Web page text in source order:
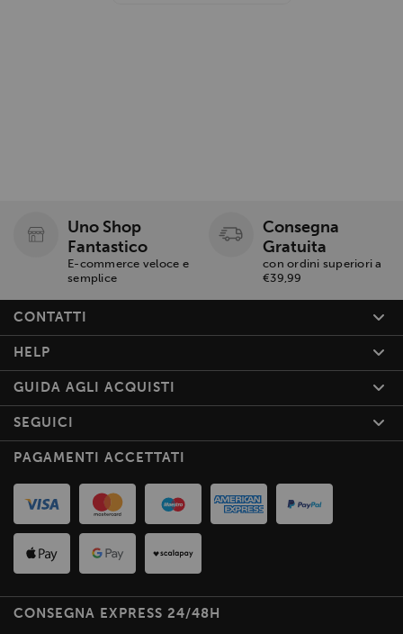
Uno Shop
Fantastico
E-commerce veloce e
semplice
Consegna
Gratuita
con ordini superiori a
€39,99
CONTATTI
HELP
GUIDA AGLI ACQUISTI
SEGUICI
PAGAMENTI ACCETTATI
CONSEGNA EXPRESS 24/48H